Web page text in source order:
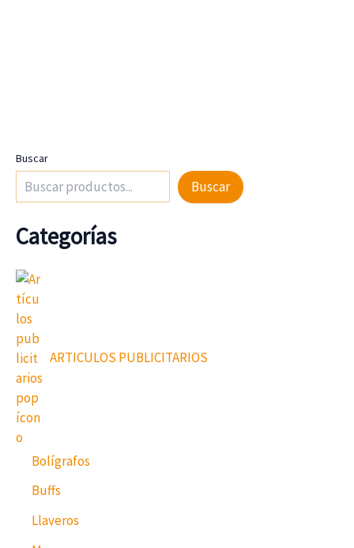
Buscar
Buscar
Categorías
ARTICULOS PUBLICITARIOS
Bolígrafos
Buffs
Llaveros